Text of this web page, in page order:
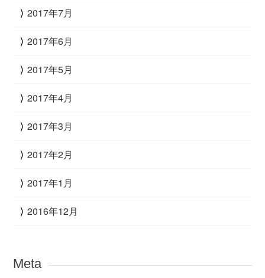
2017年7月
2017年6月
2017年5月
2017年4月
2017年3月
2017年2月
2017年1月
2016年12月
Meta